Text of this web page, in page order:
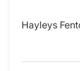
Hayleys